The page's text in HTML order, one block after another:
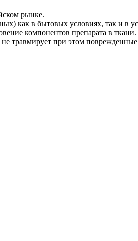
рынке.
как в бытовых условиях, так и в
компонентов препарата в ткани.
травмирует при этом